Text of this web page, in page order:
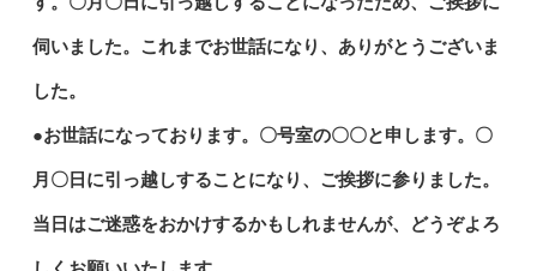
伺いました。これまでお世話になり、ありがとうございま
した。
●お世話になっております。〇号室の〇〇と申します。〇
月〇日に引っ越しすることになり、ご挨拶に参りました。
当日はご迷惑をおかけするかもしれませんが、どうぞよろ